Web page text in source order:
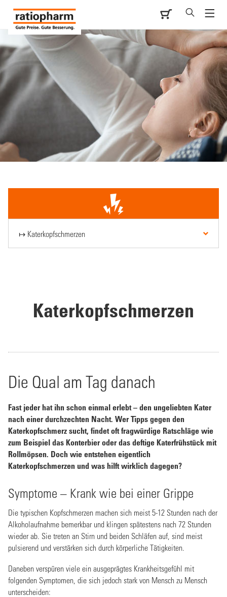
Katerkopfschmerzen
Die Qual am Tag danach
Fast jeder hat ihn schon einmal erlebt – den ungeliebten Kater
nach einer durchzechten Nacht. Wer Tipps gegen den
Katerkopfschmerz sucht, findet oft fragwürdige Ratschläge wie
zum Beispiel das Konterbier oder das deftige Katerfrühstück mit
Rollmöpsen. Doch wie entstehen eigentlich
Katerkopfschmerzen und was hilft wirklich dagegen?
Symptome – Krank wie bei einer Grippe
Die typischen Kopfschmerzen machen sich meist 5-12 Stunden nach der
Alkoholaufnahme bemerkbar und klingen spätestens nach 72 Stunden
wieder ab. Sie treten an Stirn und beiden Schläfen auf, sind meist
pulsierend und verstärken sich durch körperliche Tätigkeiten.
Daneben verspüren viele ein ausgeprägtes Krankheitsgefühl mit
folgenden Symptomen, die sich jedoch stark von Mensch zu Mensch
unterscheiden: